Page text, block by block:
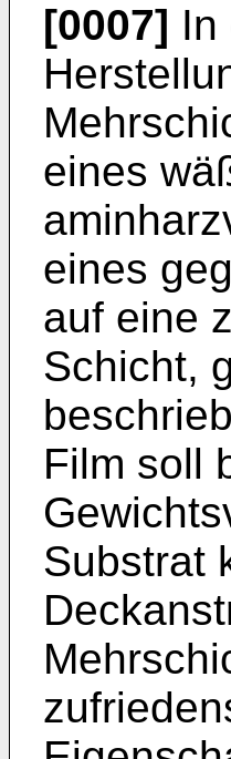
[0007] In
eines
eines
auf eine
Schicht,
Film soll
Substrat